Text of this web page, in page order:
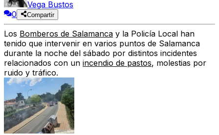
Vega Bustos
0
Compartir
Los Bomberos de Salamanca y la Policía Local han
tenido que intervenir en varios puntos de Salamanca
durante la noche del sábado por distintos incidentes
relacionados con un incendio de pastos, molestias por
ruido y tráfico.